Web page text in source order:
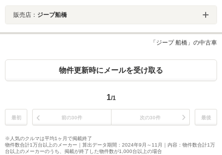
販売店： ジープ船橋
「ジープ 船橋」の中古車
物件更新時にメールを受け取る
1/1
最初 前の30件 次の30件 最後
※人気のクルマは平均1ヶ月で掲載終了
物件数合計1万台以上のメーカー｜算出データ期間：2024年9月～11月｜内容：物件数合計1万
台以上のメーカーのうち、掲載が終了した物件数が1,000台以上の場合